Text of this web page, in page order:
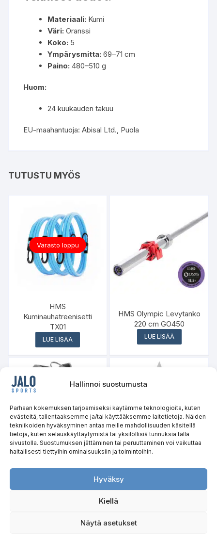
Hallinnoi suostumusta
Parhaan kokemuksen tarjoamiseksi käytämme teknologioita, kuten
evästeitä, tallentaaksemme ja/tai käyttääksemme laitetietoja. Näiden
tekniikoiden hyväksyminen antaa meille mahdollisuuden käsitellä
tietoja, kuten selauskäyttäytymistä tai yksilöllisiä tunnuksia tällä
sivustolla. Suostumuksen jättäminen tai peruuttaminen voi vaikuttaa
haitallisesti tiettyihin ominaisuuksiin ja toimintoihin.
Hyväksy
Kiellä
Näytä asetukset
Materiaali: Kumi
Väri: Oranssi
Koko: 5
Ympärysmitta: 69–71 cm
Paino: 480–510 g
Huom:
24 kuukauden takuu
EU-maahantuoja: Abisal Ltd., Puola
TUTUSTU MYÖS
Varasto loppu
HMS
Kuminauhatreenisetti
TX01
LUE LISÄÄ
HMS Olympic Levytanko
220 cm GO450
LUE LISÄÄ
Reppu Caver 18l NC1950
LUE LISÄÄ
Retkiveitsi NC1725 NILS
LUE LISÄÄ